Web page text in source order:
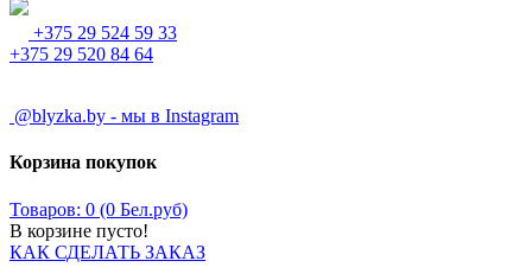
+375 29 524 59 33
+375 29 520 84 64
@blyzka.by - мы в Instagram
Корзина покупок
Товаров: 0 (0 Бел.руб)
В корзине пусто!
КАК СДЕЛАТЬ ЗАКАЗ